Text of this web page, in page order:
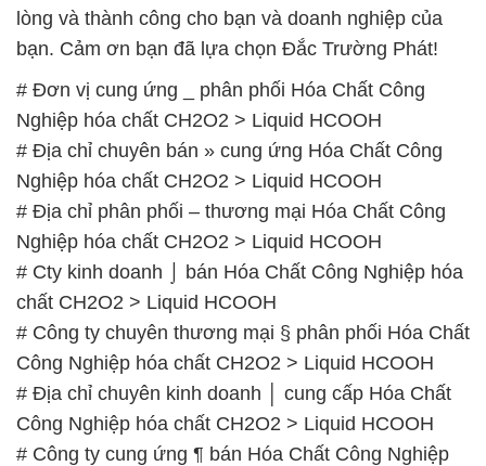
lòng và thành công cho bạn và doanh nghiệp của
bạn. Cảm ơn bạn đã lựa chọn Đắc Trường Phát!
# Đơn vị cung ứng _ phân phối Hóa Chất Công
Nghiệp hóa chất CH2O2 > Liquid HCOOH
# Địa chỉ chuyên bán » cung ứng Hóa Chất Công
Nghiệp hóa chất CH2O2 > Liquid HCOOH
# Địa chỉ phân phối – thương mại Hóa Chất Công
Nghiệp hóa chất CH2O2 > Liquid HCOOH
# Cty kinh doanh ⌡ bán Hóa Chất Công Nghiệp hóa
chất CH2O2 > Liquid HCOOH
# Công ty chuyên thương mại § phân phối Hóa Chất
Công Nghiệp hóa chất CH2O2 > Liquid HCOOH
# Địa chỉ chuyên kinh doanh │ cung cấp Hóa Chất
Công Nghiệp hóa chất CH2O2 > Liquid HCOOH
# Công ty cung ứng ¶ bán Hóa Chất Công Nghiệp